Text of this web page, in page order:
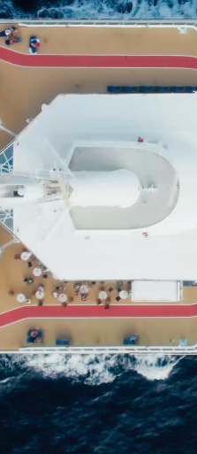
ΣΕΕΝ
Συμβουλίων
σήμερα